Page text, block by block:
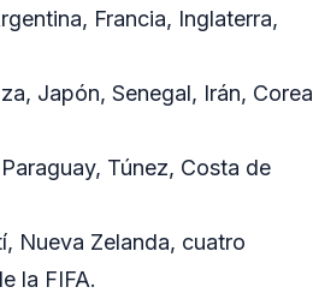
Francia, Inglaterra,
Japón, Senegal, Irán, Corea
Túnez, Costa de
Nueva Zelanda, cuatro
la FIFA.